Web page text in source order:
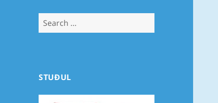
Search
for:
STUÐUL